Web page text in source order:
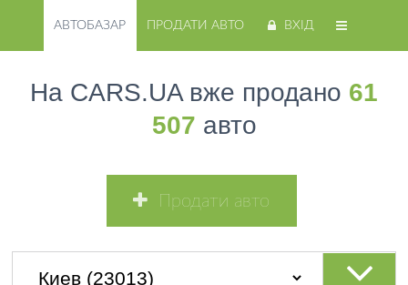
АВТОБАЗАР ПРОДАТИ АВТО ВХІД
На CARS.UA вже продано 61
507 авто
Продати авто